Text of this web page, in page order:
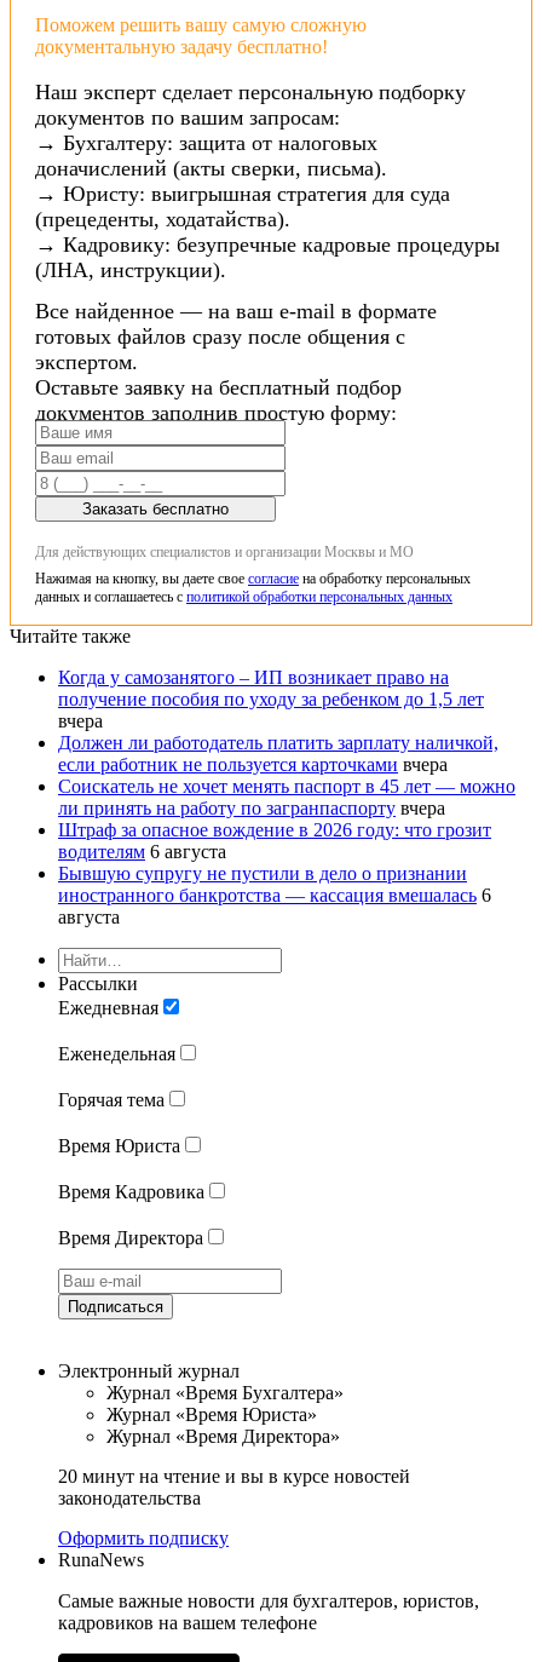
Поможем решить вашу самую сложную
документальную задачу бесплатно!
Наш эксперт сделает персональную подборку
документов по вашим запросам:
→ Бухгалтеру: защита от налоговых
доначислений (акты сверки, письма).
→ Юристу: выигрышная стратегия для суда
(прецеденты, ходатайства).
→ Кадровику: безупречные кадровые процедуры
(ЛНА, инструкции).
Все найденное — на ваш e-mail в формате
готовых файлов сразу после общения с
экспертом.
Оставьте заявку на бесплатный подбор
документов заполнив простую форму:
Заказать бесплатно
Для действующих специалистов и организации Москвы и МО
Нажимая на кнопку, вы даете свое согласие на обработку персональных
данных и соглашаетесь с политикой обработки персональных данных
Читайте также
Когда у самозанятого – ИП возникает право на
получение пособия по уходу за ребенком до 1,5 лет
вчера
Должен ли работодатель платить зарплату наличкой,
если работник не пользуется карточками вчера
Соискатель не хочет менять паспорт в 45 лет — можно
ли принять на работу по загранпаспорту вчера
Штраф за опасное вождение в 2026 году: что грозит
водителям 6 августа
Бывшую супругу не пустили в дело о признании
иностранного банкротства — кассация вмешалась 6
августа
Рассылки
Ежедневная
Еженедельная
Горячая тема
Время Юриста
Время Кадровика
Время Директора
Подписаться
Электронный журнал
Журнал «Время Бухгалтера»
Журнал «Время Юриста»
Журнал «Время Директора»
20 минут на чтение и вы в курсе новостей
законодательства
Оформить подписку
RunaNews
Самые важные новости для бухгалтеров, юристов,
кадровиков на вашем телефоне